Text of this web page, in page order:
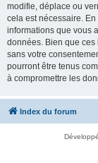
modifie, déplace ou
cela est nécessaire.
informations que vous
données. Bien que ces
sans votre
pourront être tenus
à compromettre les
Index du forum